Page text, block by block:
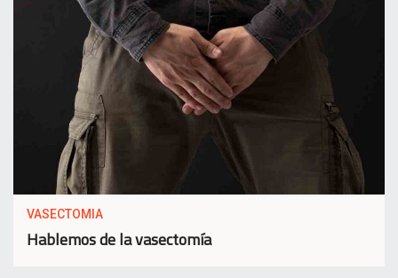
VASECTOMIA
Hablemos de la vasectomía